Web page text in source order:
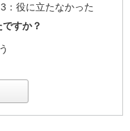
3：役に立たなかった
すか？